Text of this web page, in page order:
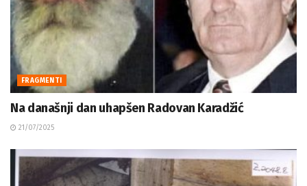
FRAGMENTI
Na današnji dan uhapšen Radovan Karadžić
21/07/2025